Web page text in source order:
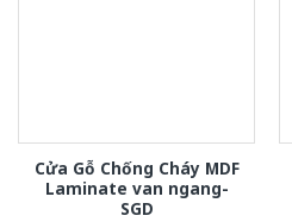
Cửa Gỗ Chống Cháy MDF
Laminate van ngang-
SGD